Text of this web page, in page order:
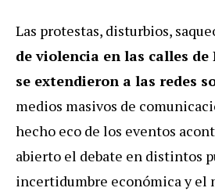
Las protestas, disturbios,
de violencia en las calles de
se extendieron a las redes
medios masivos de
hecho eco de los eventos
abierto el debate en distintos
incertidumbre económica y el